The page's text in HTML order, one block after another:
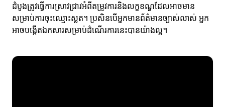
ដំបូងត្រូវធ្វើការស្រាវជ្រាវអំពីតម្រូវការនិងលក្ខខណ្ឌដែលអាចមាន
សម្រាប់ការចុះឈ្មោះស្លត។ ប្រសិនបើអ្នកមានព័ត៌មានច្បាស់លាស់ អ្នក
អាចបង្កើតឯកសារសម្រាប់ដំណើរការនេះបានយ៉ាងល្អ។